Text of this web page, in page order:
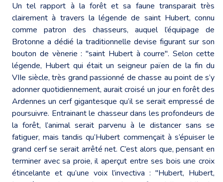
Un tel rapport à la forêt et sa faune transparait très
clairement à travers la légende de saint Hubert, connu
comme patron des chasseurs, auquel l’équipage de
Brotonne a dédié la traditionnelle devise figurant sur son
bouton de vènerie : "saint Hubert à courre". Selon cette
légende, Hubert qui était un seigneur païen de la fin du
VIIe siècle, très grand passionné de chasse au point de s’y
adonner quotidiennement, aurait croisé un jour en forêt des
Ardennes un cerf gigantesque qu’il se serait empressé de
poursuivre. Entrainant le chasseur dans les profondeurs de
la forêt, l’animal serait parvenu à le distancer sans se
fatiguer, mais tandis qu’Hubert commençait à s’épuiser le
grand cerf se serait arrêté net. C’est alors que, pensant en
terminer avec sa proie, il aperçut entre ses bois une croix
étincelante et qu’une voix l’invectiva : "Hubert, Hubert,